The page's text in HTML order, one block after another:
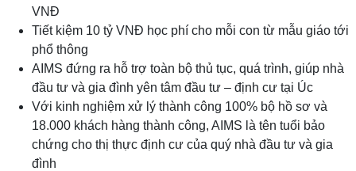
VNĐ
Tiết kiệm 10 tỷ VNĐ học phí cho mỗi con từ mẫu giáo tới
phổ thông
AIMS đứng ra hỗ trợ toàn bộ thủ tục, quá trình, giúp nhà
đầu tư và gia đình yên tâm đầu tư – định cư tại Úc
Với kinh nghiệm xử lý thành công 100% bộ hồ sơ và
18.000 khách hàng thành công, AIMS là tên tuổi bảo
chứng cho thị thực định cư của quý nhà đầu tư và gia
đình